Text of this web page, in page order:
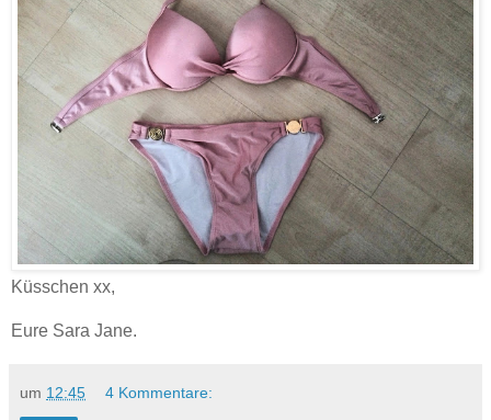
Küsschen xx,
Eure Sara Jane.
um 12:45 4 Kommentare: